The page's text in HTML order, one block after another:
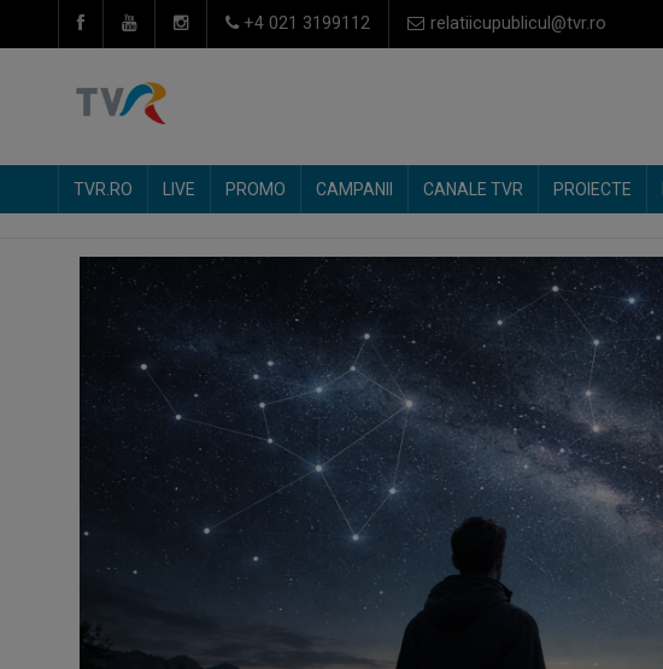
+4 021 3199112 relatiicupublicul@tvr.ro
TVR.RO LIVE PROMO CAMPANII CANALE TVR PROIECTE